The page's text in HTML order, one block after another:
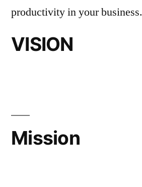
productivity in your business.
VISION
Mission